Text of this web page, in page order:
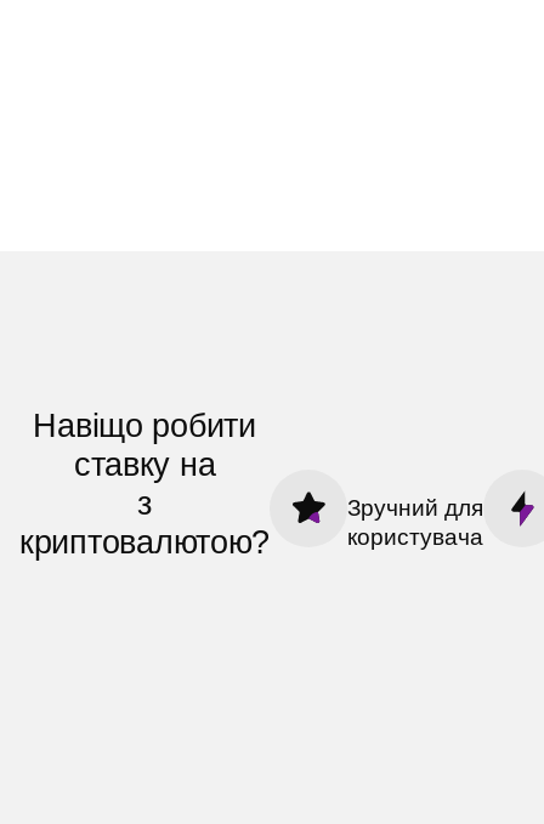
Навіщо робити
ставку на
з
криптовалютою?
Зручний для
користувача